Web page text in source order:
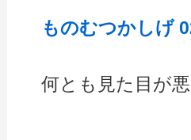
ものむつかしげ
何とも見た目が悪